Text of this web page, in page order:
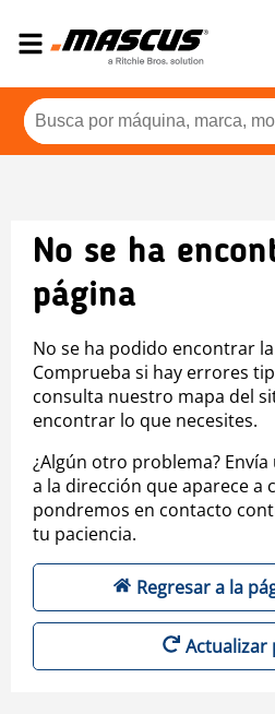
No se ha
página
No se ha podido encontrar
Comprueba si hay errores
consulta nuestro mapa del
encontrar lo que necesites.
¿Algún otro problema?
a la dirección que aparece a
pondremos en contacto
tu paciencia.
Regresar a la
Actualizar